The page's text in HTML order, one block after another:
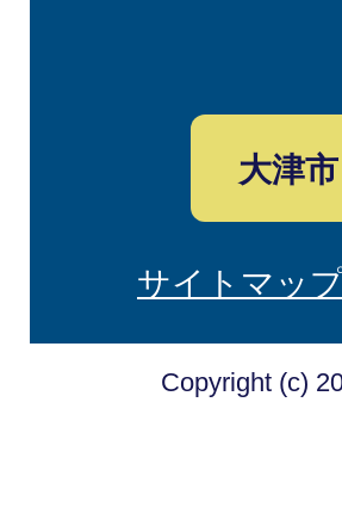
大津
サイトマッ
Copyright (c)